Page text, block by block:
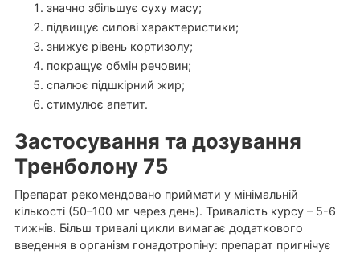
значно збільшує суху масу;
підвищує силові характеристики;
знижує рівень кортизолу;
покращує обмін речовин;
спалює підшкірний жир;
стимулює апетит.
Застосування та дозування
Тренболону 75
Препарат рекомендовано приймати у мінімальній
кількості (50–100 мг через день). Тривалість курсу – 5-6
тижнів. Більш тривалі цикли вимагає додаткового
введення в організм гонадотропіну: препарат пригнічує